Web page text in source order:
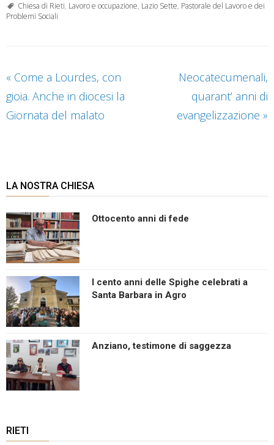
Chiesa di Rieti, Lavoro e occupazione, Lazio Sette, Pastorale del Lavoro e dei
Problemi Sociali
« Come a Lourdes, con
gioia. Anche in diocesi la
Giornata del malato
Neocatecumenali,
quarant’ anni di
evangelizzazione »
LA NOSTRA CHIESA
Ottocento anni di fede
I cento anni delle Spighe celebrati a
Santa Barbara in Agro
Anziano, testimone di saggezza
RIETI